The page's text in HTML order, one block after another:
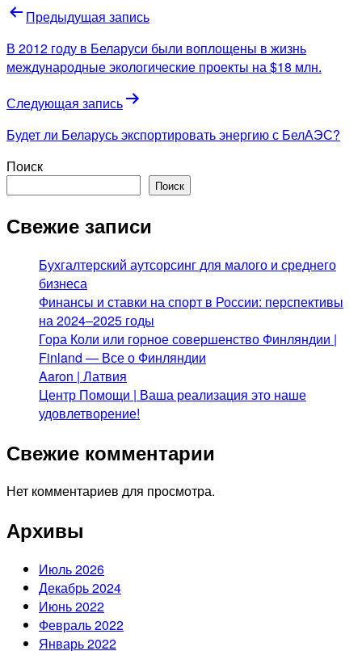
Навигация
по
записям
Предыдущая запись
В 2012 году в Беларуси были воплощены в жизнь
международные экологические проекты на $18 млн.
Следующая запись
Будет ли Беларусь экспортировать энергию с БелАЭС?
Поиск
Поиск
Свежие записи
Бухгалтерский аутсорсинг для малого и среднего
бизнеса
Финансы и ставки на спорт в России: перспективы
на 2024–2025 годы
Гора Коли или горное совершенство Финляндии |
Finland — Все о Финляндии
Aaron | Латвия
Центр Помощи | Ваша реализация это наше
удовлетворение!
Свежие комментарии
Нет комментариев для просмотра.
Архивы
Июль 2026
Декабрь 2024
Июнь 2022
Февраль 2022
Январь 2022